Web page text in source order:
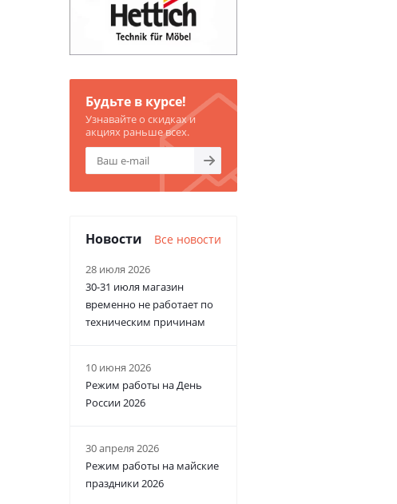
Будьте в курсе!
Узнавайте о скидках и
акциях раньше всех.
Новости Все новости
28 июля 2026
30-31 июля магазин
временно не работает по
техническим причинам
10 июня 2026
Режим работы на День
России 2026
30 апреля 2026
Режим работы на майские
праздники 2026